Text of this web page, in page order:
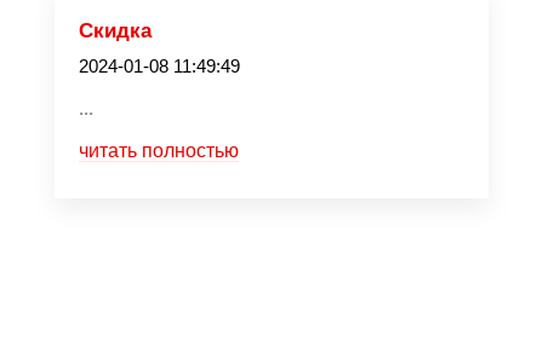
Скидка
2024-01-08 11:49:49
...
читать полностью